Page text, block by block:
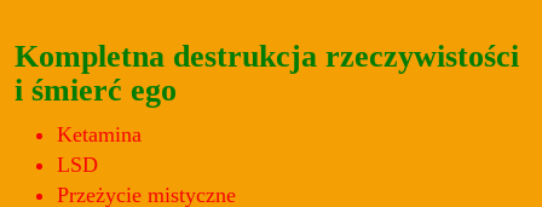
Kompletna destrukcja rzeczywistości
i śmierć ego
Ketamina
LSD
Przeżycie mistyczne